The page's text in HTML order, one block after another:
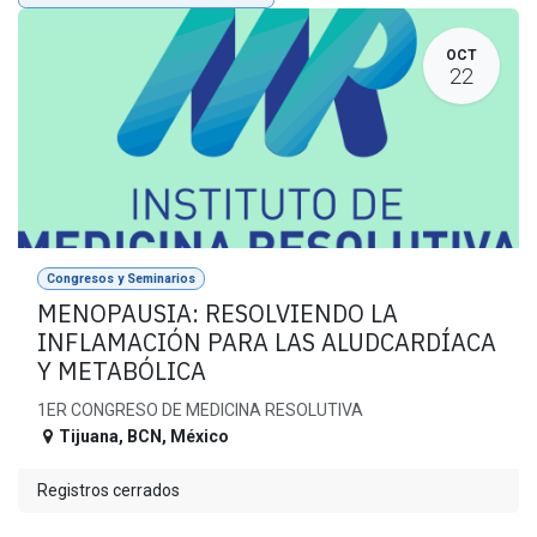
OCT
22
Congresos y Seminarios
MENOPAUSIA: RESOLVIENDO LA
INFLAMACIÓN PARA LAS ALUDCARDÍACA
Y METABÓLICA
1ER CONGRESO DE MEDICINA RESOLUTIVA
Tijuana, BCN , México
Registros cerrados